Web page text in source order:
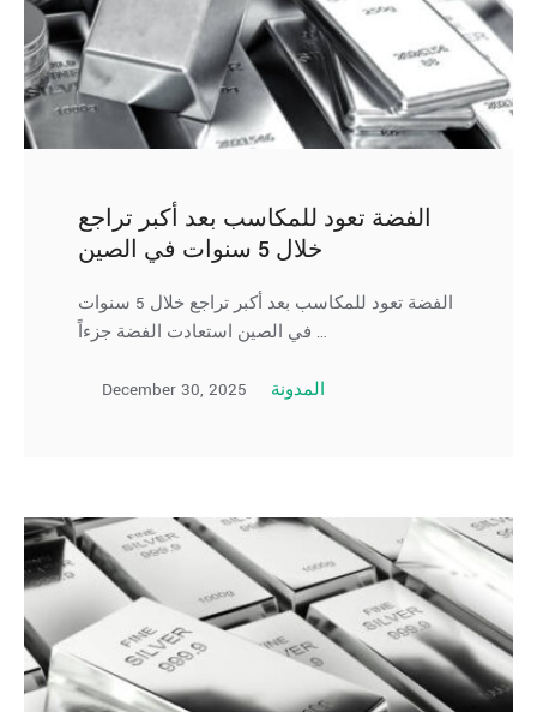
الفضة تعود للمكاسب بعد أكبر تراجع
خلال 5 سنوات في الصين
الفضة تعود للمكاسب بعد أكبر تراجع خلال 5 سنوات
في الصين استعادت الفضة جزءاً …
December 30, 2025 المدونة